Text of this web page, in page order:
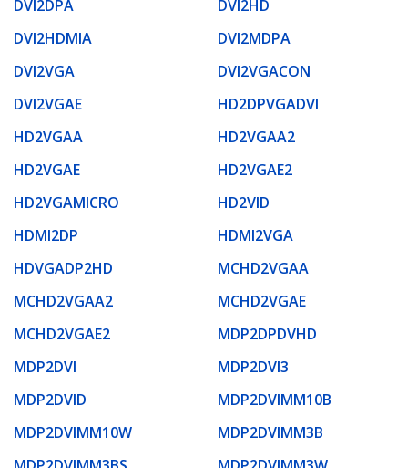
DVI2DPA
DVI2HD
DVI2HDMIA
DVI2MDPA
DVI2VGA
DVI2VGACON
DVI2VGAE
HD2DPVGADVI
HD2VGAA
HD2VGAA2
HD2VGAE
HD2VGAE2
HD2VGAMICRO
HD2VID
HDMI2DP
HDMI2VGA
HDVGADP2HD
MCHD2VGAA
MCHD2VGAA2
MCHD2VGAE
MCHD2VGAE2
MDP2DPDVHD
MDP2DVI
MDP2DVI3
MDP2DVID
MDP2DVIMM10B
MDP2DVIMM10W
MDP2DVIMM3B